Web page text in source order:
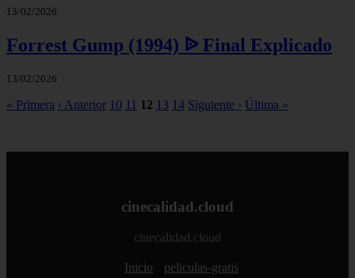
13/02/2026
Forrest Gump (1994) ᐉ Final Explicado
13/02/2026
« Primera ‹ Anterior 10 11 12 13 14 Siguiente › Última »
cinecalidad.cloud
cinecalidad.cloud
Inicio peliculas-gratis